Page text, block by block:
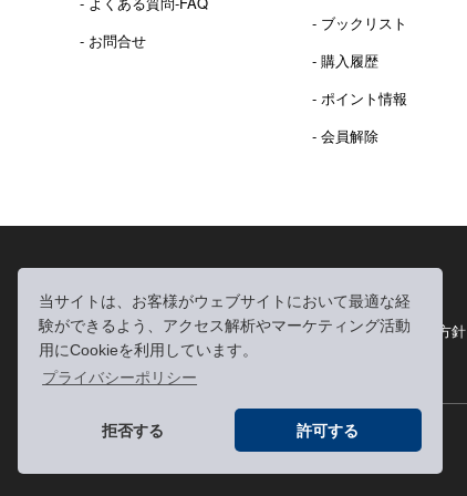
当サイトは、お客様がウェブサイトにおいて最適な経
験ができるよう、アクセス解析やマーケティング活動
用にCookieを利用しています。
プライバシーポリシー
拒否する 許可する
- お問合せ
- ブックリスト
- 購入履歴
- ポイント情報
- 会員解除
利用規約|個人情報の取り扱いについて| 個人情報保護方針
特定商取引法に基づく表記